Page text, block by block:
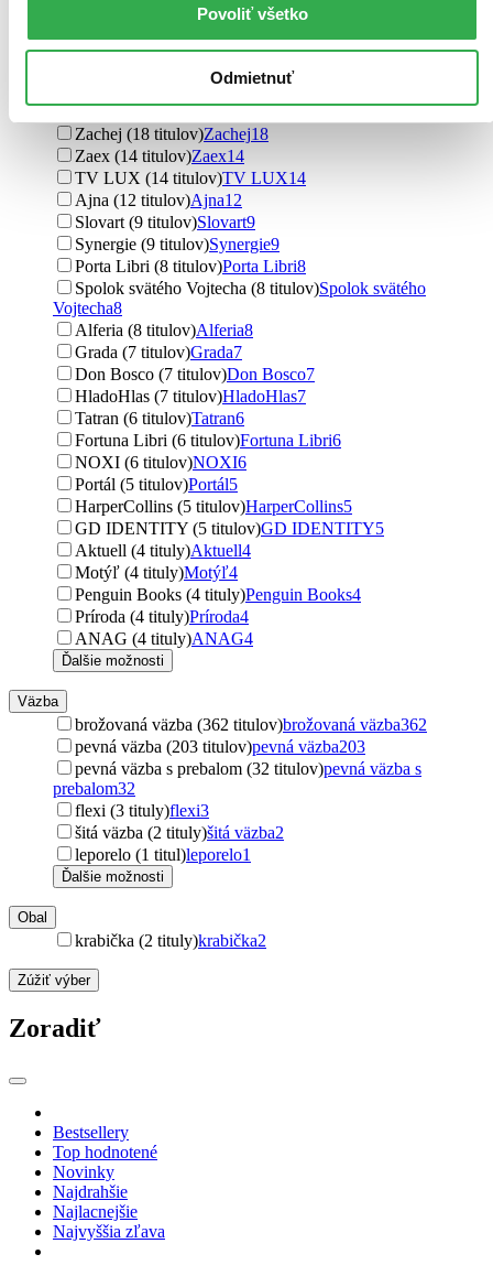
Povoliť všetko
Odmietnuť
Eastone Books (29 titulov)
Eastone Books
Christian Project Support (28 titulov)
Support28
Kumran
19
Postoj Media (19 titulov)Postoj Media19
Zachej (18 titulov)Zachej18
Zaex (14 titulov)Zaex14
TV LUX (14 titulov)TV LUX14
Ajna (12 titulov)Ajna12
Slovart (9 titulov)Slovart9
Synergie (9 titulov)Synergie9
Porta Libri (8 titulov)Porta Libri8
Spolok svätého Vojtecha (8 titulov)Spolok svätého
Vojtecha8
Alferia (8 titulov)Alferia8
Grada (7 titulov)Grada7
Don Bosco (7 titulov)Don Bosco7
HladoHlas (7 titulov)HladoHlas7
Tatran (6 titulov)Tatran6
Fortuna Libri (6 titulov)Fortuna Libri6
NOXI (6 titulov)NOXI6
Portál (5 titulov)Portál5
HarperCollins (5 titulov)HarperCollins5
GD IDENTITY (5 titulov)GD IDENTITY5
Aktuell (4 tituly)Aktuell4
Motýľ (4 tituly)Motýľ4
Penguin Books (4 tituly)Penguin Books4
Príroda (4 tituly)Príroda4
ANAG (4 tituly)ANAG4
Ďalšie možnosti
Väzba
brožovaná väzba (362 titulov)brožovaná väzba362
pevná väzba (203 titulov)pevná väzba203
pevná väzba s prebalom (32 titulov)pevná väzba s
prebalom32
flexi (3 tituly)flexi3
šitá väzba (2 tituly)šitá väzba2
leporelo (1 titul)leporelo1
Ďalšie možnosti
Obal
krabička (2 tituly)krabička2
Zúžiť výber
Zoradiť
Bestsellery
Top hodnotené
Novinky
Najdrahšie
Najlacnejšie
Najvyššia zľava